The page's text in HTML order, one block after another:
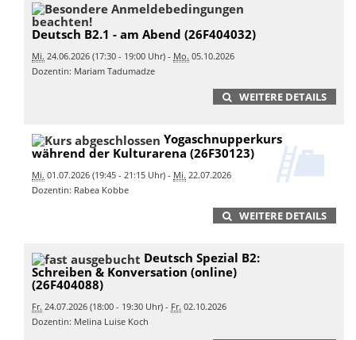
Deutsch B2.1 - am Abend (26F404032)
Mi. 24.06.2026 (17:30 - 19:00 Uhr) - Mo. 05.10.2026
Dozentin: Mariam Tadumadze
WEITERE DETAILS
Yogaschnupperkurs
während der Kulturarena (26F30123)
Mi. 01.07.2026 (19:45 - 21:15 Uhr) - Mi. 22.07.2026
Dozentin: Rabea Kobbe
WEITERE DETAILS
Deutsch Spezial B2:
Schreiben & Konversation (online)
(26F404088)
Fr. 24.07.2026 (18:00 - 19:30 Uhr) - Fr. 02.10.2026
Dozentin: Melina Luise Koch